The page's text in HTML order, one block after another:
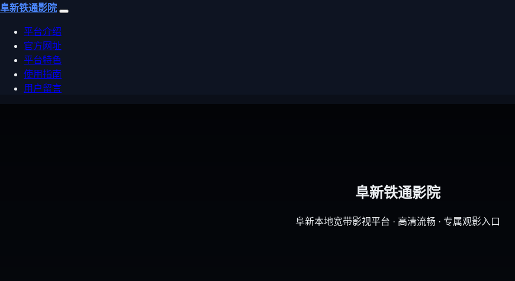
阜新铁通影院
平台介绍
官方网址
平台特色
使用指南
用户留言
阜新铁通影院
阜新本地宽带影视平台 · 高清流畅 · 专属观影入口